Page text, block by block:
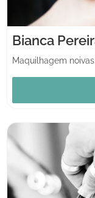
Bianca
Maquilhagem noivas